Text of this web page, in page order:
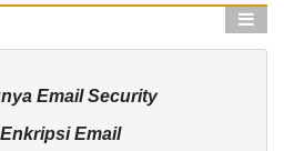
Email Security
Enkripsi Email